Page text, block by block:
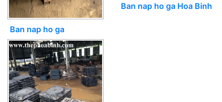
Ban nap ho ga
Ban nap ho ga Hoa Binh